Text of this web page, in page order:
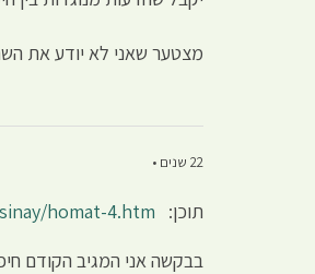
מצטער שאני לא יודע את
22 שנים •
תוכן: homat-4.htm
בבקשה אני המגיב הקודם